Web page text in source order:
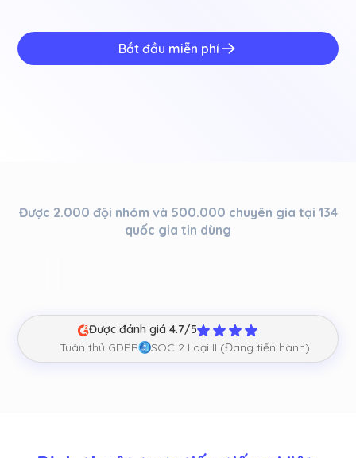
Bắt đầu miễn phí
Được 2.000 đội nhóm và 500.000 chuyên gia tại 134
quốc gia tin dùng
Được đánh giá 4.7/5
Tuân thủ GDPR
SOC 2 Loại II (Đang tiến hành)